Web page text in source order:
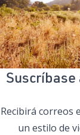
Recibirá correos
un estilo de